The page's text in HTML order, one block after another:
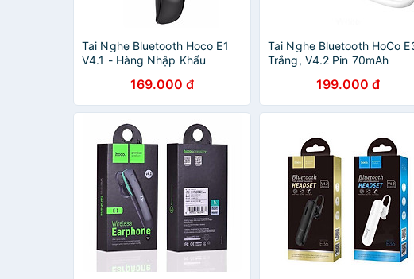
Tai Nghe Bluetooth Hoco E1
V4.1 - Hàng Nhập Khẩu
169.000 đ
Tai Nghe Bluetooth HoCo
Trắng, V4.2 Pin 70mAh
199.000 đ